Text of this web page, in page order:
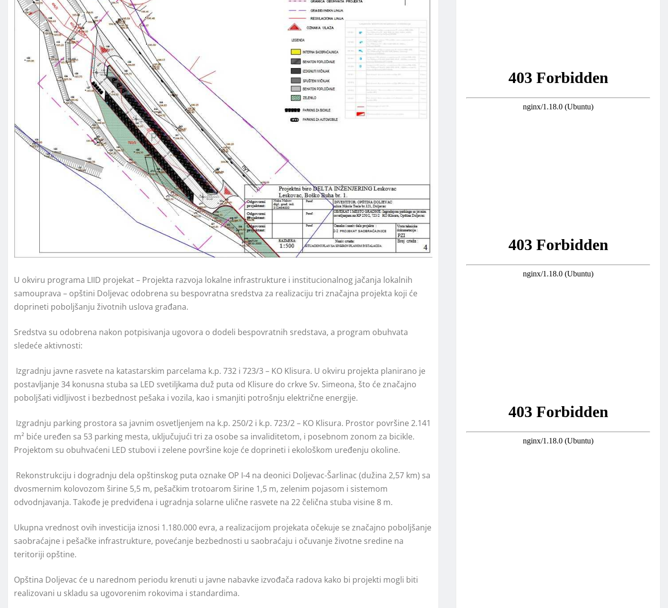
U okviru programa LIID projekat – Projekta razvoja lokalne infrastrukture i institucionalnog jačanja lokalnih
samouprava – opštini Doljevac odobrena su bespovratna sredstva za realizaciju tri značajna projekta koji će
doprineti poboljšanju životnih uslova građana.
Sredstva su odobrena nakon potpisivanja ugovora o dodeli bespovratnih sredstava, a program obuhvata
sledeće aktivnosti:
Izgradnju javne rasvete na katastarskim parcelama k.p. 732 i 723/3 – KO Klisura. U okviru projekta planirano je
postavljanje 34 konusna stuba sa LED svetiljkama duž puta od Klisure do crkve Sv. Simeona, što će značajno
poboljšati vidljivost i bezbednost pešaka i vozila, kao i smanjiti potrošnju električne energije.
Izgradnju parking prostora sa javnim osvetljenjem na k.p. 250/2 i k.p. 723/2 – KO Klisura. Prostor površine 2.141
m² biće uređen sa 53 parking mesta, uključujući tri za osobe sa invaliditetom, i posebnom zonom za bicikle.
Projektom su obuhvaćeni LED stubovi i zelene površine koje će doprineti i ekološkom uređenju okoline.
Rekonstrukciju i dogradnju dela opštinskog puta oznake OP I-4 na deonici Doljevac-Šarlinac (dužina 2,57 km) sa
dvosmernim kolovozom širine 5,5 m, pešačkim trotoarom širine 1,5 m, zelenim pojasom i sistemom
odvodnjavanja. Takođe je predviđena i ugradnja solarne ulične rasvete na 22 čelična stuba visine 8 m.
Ukupna vrednost ovih investicija iznosi 1.180.000 evra, a realizacijom projekata očekuje se značajno poboljšanje
saobraćajne i pešačke infrastrukture, povećanje bezbednosti u saobraćaju i očuvanje životne sredine na
teritoriji opštine.
Opština Doljevac će u narednom periodu krenuti u javne nabavke izvođača radova kako bi projekti mogli biti
realizovani u skladu sa ugovorenim rokovima i standardima.